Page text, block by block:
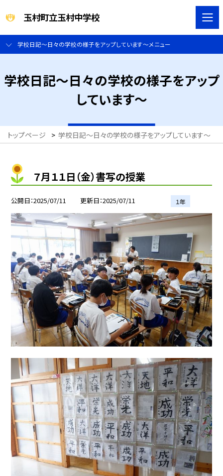
玉村町立玉村中学校
学校日記～日々の学校の様子をアップしています～メニュー
学校日記～日々の学校の様子をアップ
しています～
トップページ > 学校日記～日々の学校の様子をアップしています～
７月１１日（金）書写の授業
公開日 2025/07/11 更新日 2025/07/11 １年